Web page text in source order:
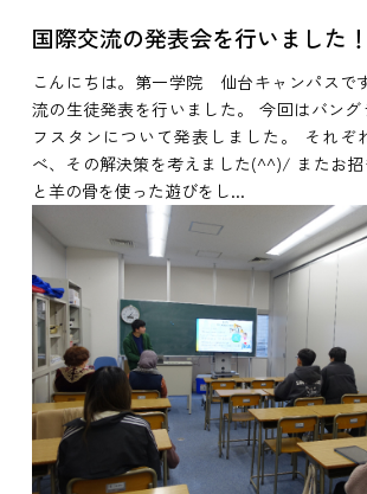
国際交流の発表会を行いました！
こんにちは。第一学院 仙台キャンパスで
流の生徒発表を行いました。 今回はバン
フスタンについて発表しました。 それぞ
べ、その解決策を考えました(^^)/ またお招
と羊の骨を使った遊びをし...